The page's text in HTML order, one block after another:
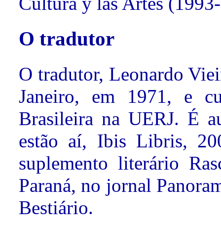
O tradutor
O tradutor, Leonardo
Janeiro, em 1971, e
Brasileira na UERJ. É
estão aí, Ibis Libris,
suplemento literário
Paraná, no jornal
Bestiário.